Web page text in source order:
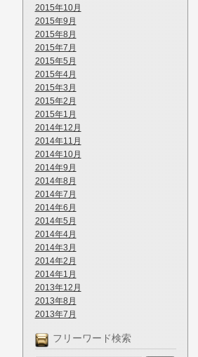
2015年10月
2015年9月
2015年8月
2015年7月
2015年5月
2015年4月
2015年3月
2015年2月
2015年1月
2014年12月
2014年11月
2014年10月
2014年9月
2014年8月
2014年7月
2014年6月
2014年5月
2014年4月
2014年3月
2014年2月
2014年1月
2013年12月
2013年8月
2013年7月
フリーワード検索